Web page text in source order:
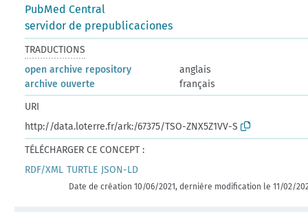
PubMed Central
servidor de prepublicaciones
TRADUCTIONS
open archive repository
anglais
archive ouverte
français
URI
http://data.loterre.fr/ark:/67375/TSO-ZNX5Z1VV-S
TÉLÉCHARGER CE CONCEPT :
RDF/XML TURTLE JSON-LD
Date de création 10/06/2021, dernière modification le 11/02/